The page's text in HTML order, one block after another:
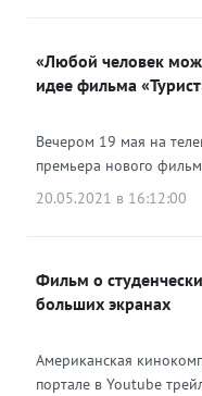
«Любой человек
идее фильма
Вечером 19 мая на
премьера нового
20.05.2021 в 16:12:00
Фильм о
больших экранах
Американская
портале в Youtube